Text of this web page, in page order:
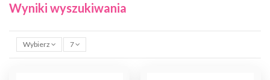
Wyniki wyszukiwania
Wybierz 7